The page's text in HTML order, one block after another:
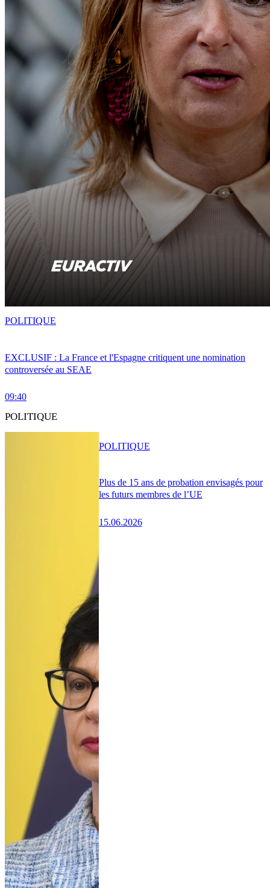
EXCLUSIF : La France et l'Espagne critiquent une nomination
controversée au SEAE
09:40
POLITIQUE
POLITIQUE
Plus de 15 ans de probation envisagés pour
les futurs membres de l’UE
15.06.2026
POLITIQUE